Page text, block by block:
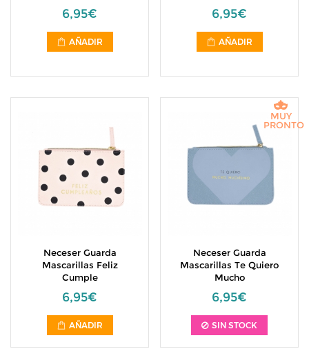
6,95€
AÑADIR
6,95€
AÑADIR
Neceser Guarda
Mascarillas Feliz
Cumple
6,95€
AÑADIR
Neceser Guarda
Mascarillas Te Quiero
Mucho
6,95€
SIN STOCK
MUY
PRONTO